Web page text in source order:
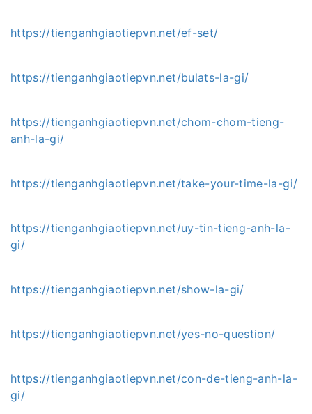
https://tienganhgiaotiepvn.net/ef-set/
https://tienganhgiaotiepvn.net/bulats-la-gi/
https://tienganhgiaotiepvn.net/chom-chom-tieng-
anh-la-gi/
https://tienganhgiaotiepvn.net/take-your-time-la-gi/
https://tienganhgiaotiepvn.net/uy-tin-tieng-anh-la-
gi/
https://tienganhgiaotiepvn.net/show-la-gi/
https://tienganhgiaotiepvn.net/yes-no-question/
https://tienganhgiaotiepvn.net/con-de-tieng-anh-la-
gi/